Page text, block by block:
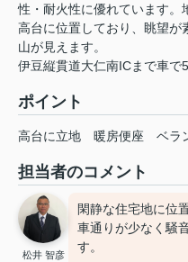
性・耐火性に優れています。
高台に位置しており、眺望が
山が見えます。
伊豆縦貫道大仁南ICまで車で5
ポイント
高台に立地 暖房便座 ベラ
担当者のコメント
松井 智彦
閑静な住宅地に位
車通りが少なく騒
す。